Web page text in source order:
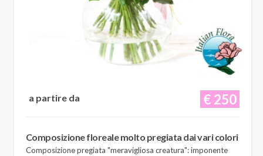
€ 250
a partire da
Composizione floreale molto pregiata dai vari colori
Composizione pregiata "meravigliosa creatura": imponente